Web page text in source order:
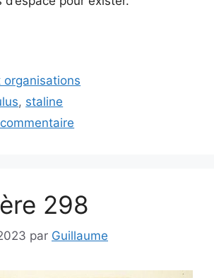
organisations
, staline
298
par Guillaume